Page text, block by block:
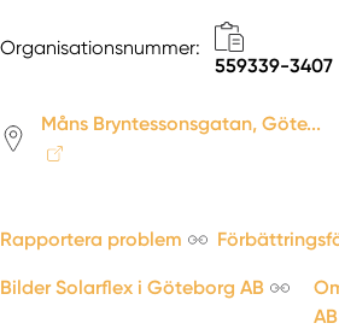
Organisationsnummer:
559339-3407
Måns Bryntessonsgatan, Göte...
Rapportera problem
Bilder Solarflex i Göteborg AB
AB